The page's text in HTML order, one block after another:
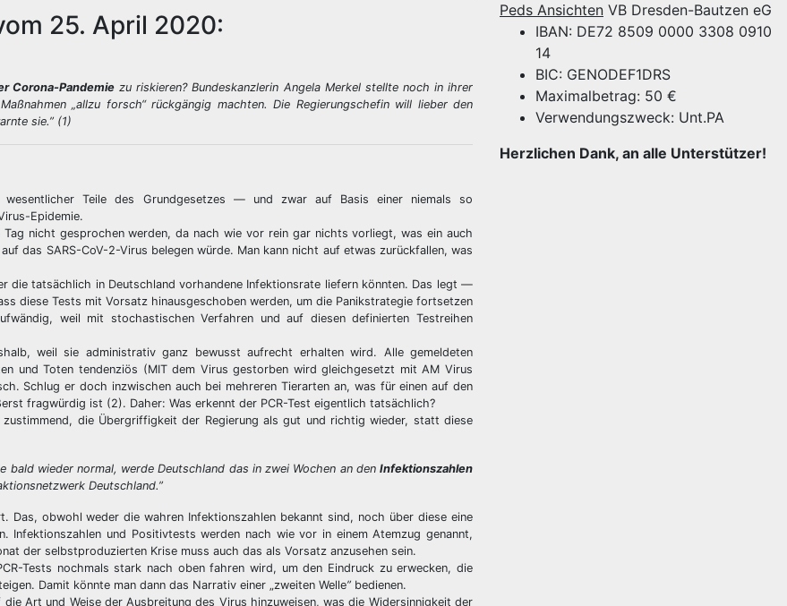
25. April 2020:
Corona-Pandemie zu riskieren? Bundeskanzlerin Angela Merkel stellte noch in ihrer
„allzu forsch“ rückgängig machten. Die Regierungschefin will lieber den
sie.” (1)
wesentlicher Teile des Grundgesetzes — und zwar auf Basis einer niemals so
Epidemie.
nicht gesprochen werden, da nach wie vor rein gar nichts vorliegt, was ein auch
das SARS-CoV-2-Virus belegen würde. Man kann nicht auf etwas zurückfallen, was
die tatsächlich in Deutschland vorhandene Infektionsrate liefern könnten. Das legt —
diese Tests mit Vorsatz hinausgeschoben werden, um die Panikstrategie fortsetzen
weil mit stochastischen Verfahren und auf diesen definierten Testreihen
weil sie administrativ ganz bewusst aufrecht erhalten wird. Alle gemeldeten
und Toten tendenziös (MIT dem Virus gestorben wird gleichgesetzt mit AM Virus
Schlug er doch inzwischen auch bei mehreren Tierarten an, was für einen auf den
fragwürdig ist (2). Daher: Was erkennt der PCR-Test eigentlich tatsächlich?
die Übergriffigkeit der Regierung als gut und richtig wieder, statt diese
wieder normal, werde Deutschland das in zwei Wochen an den Infektionszahlen
Deutschland.”
Das, obwohl weder die wahren Infektionszahlen bekannt sind, noch über diese eine
Infektionszahlen und Positivtests werden nach wie vor in einem Atemzug genannt,
der selbstproduzierten Krise muss auch das als Vorsatz anzusehen sein.
Tests nochmals stark nach oben fahren wird, um den Eindruck zu erwecken, die
Damit könnte man dann das Narrativ einer „zweiten Welle” bedienen.
Art und Weise der Ausbreitung des Virus hinzuweisen, was die Widersinnigkeit der
Peds Ansichten VB Dresden-Bautzen eG
IBAN: DE72 8509 0000 3308 0910
14
BIC: GENODEF1DRS
Maximalbetrag: 50 €
Verwendungszweck: Unt.PA
Herzlichen Dank, an alle Unterstützer!